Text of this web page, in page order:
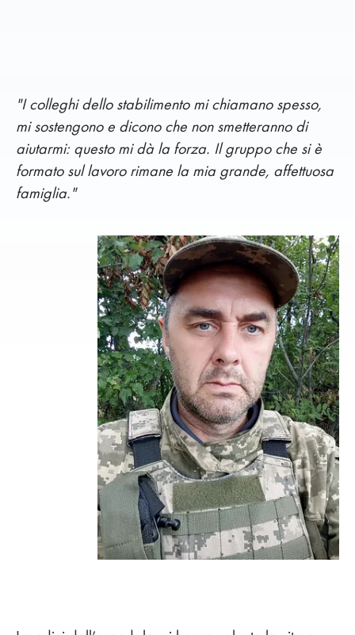
"I colleghi dello stabilimento mi chiamano spesso,
mi sostengono e dicono che non smetteranno di
aiutarmi: questo mi dà la forza. Il gruppo che si è
formato sul lavoro rimane la mia grande, affettuosa
famiglia."